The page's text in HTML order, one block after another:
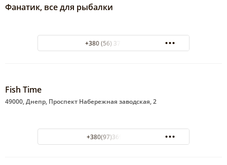
Фанатик, все для рыбалки
+380 (56) 373-87-33
Fish Time
49000, Днепр, Проспект Набережная заводская, 2
+380(97)369-13-77